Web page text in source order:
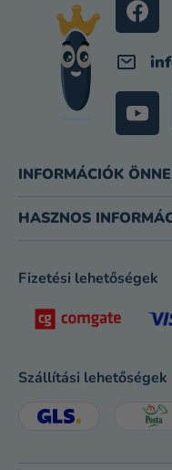
INFORMÁCIÓK
HASZNOS
Fizetési lehetőségek
Szállítási lehetőségek